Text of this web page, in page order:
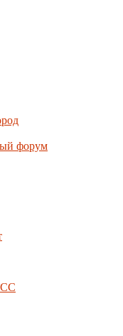
форум